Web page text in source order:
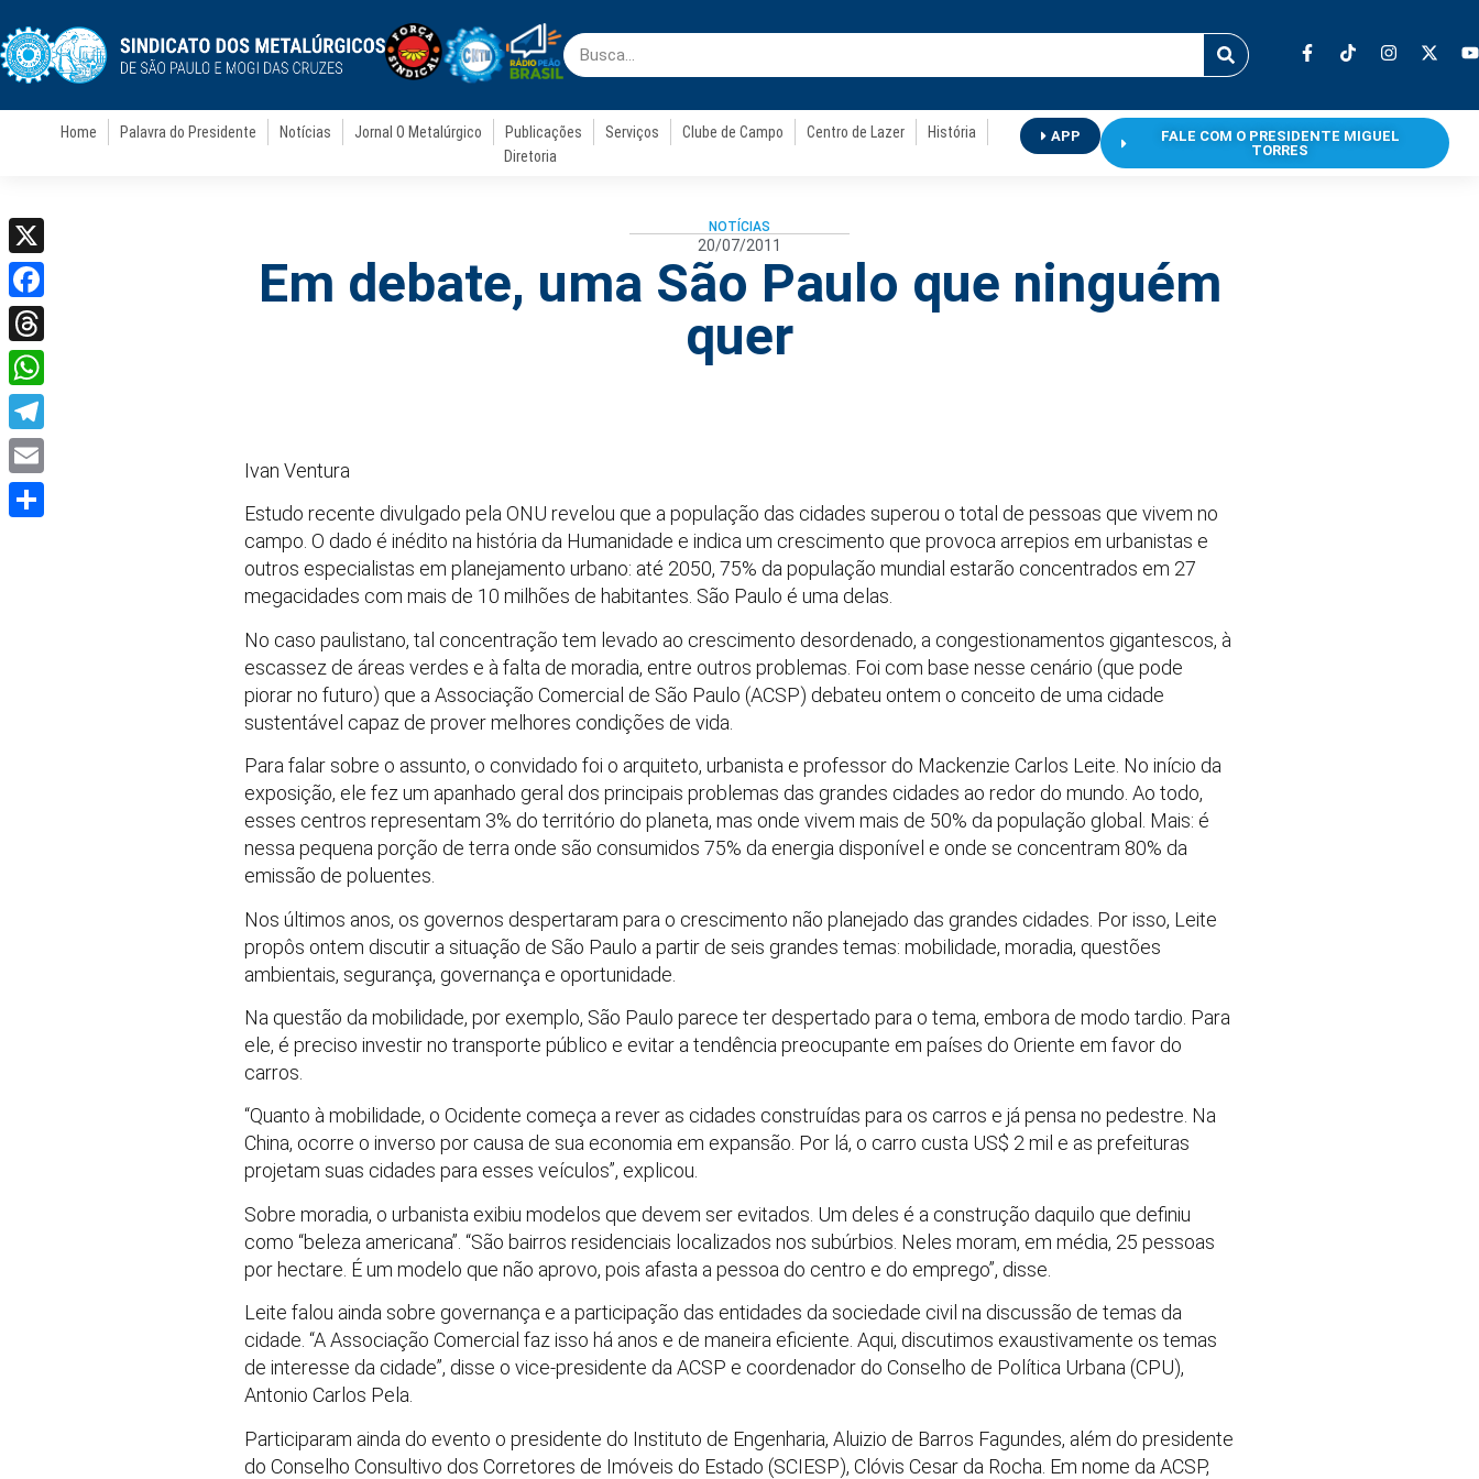
Home Palavra do Presidente Notícias Jornal O Metalúrgico Publicações Serviços Clube de Campo Centro de Lazer
História
Diretoria
APP
FALE COM O PRESIDENTE MIGUEL
TORRES
NOTÍCIAS
20/07/2011
Em debate, uma São Paulo que ninguém
quer
Ivan Ventura
Estudo recente divulgado pela ONU revelou que a população das cidades superou o total de pessoas que vivem no
campo. O dado é inédito na história da Humanidade e indica um crescimento que provoca arrepios em urbanistas e
outros especialistas em planejamento urbano: até 2050, 75% da população mundial estarão concentrados em 27
megacidades com mais de 10 milhões de habitantes. São Paulo é uma delas.
No caso paulistano, tal concentração tem levado ao crescimento desordenado, a congestionamentos gigantescos, à
escassez de áreas verdes e à falta de moradia, entre outros problemas. Foi com base nesse cenário (que pode
piorar no futuro) que a Associação Comercial de São Paulo (ACSP) debateu ontem o conceito de uma cidade
sustentável capaz de prover melhores condições de vida.
Para falar sobre o assunto, o convidado foi o arquiteto, urbanista e professor do Mackenzie Carlos Leite. No início da
exposição, ele fez um apanhado geral dos principais problemas das grandes cidades ao redor do mundo. Ao todo,
esses centros representam 3% do território do planeta, mas onde vivem mais de 50% da população global. Mais: é
nessa pequena porção de terra onde são consumidos 75% da energia disponível e onde se concentram 80% da
emissão de poluentes.
Nos últimos anos, os governos despertaram para o crescimento não planejado das grandes cidades. Por isso, Leite
propôs ontem discutir a situação de São Paulo a partir de seis grandes temas: mobilidade, moradia, questões
ambientais, segurança, governança e oportunidade.
Na questão da mobilidade, por exemplo, São Paulo parece ter despertado para o tema, embora de modo tardio. Para
ele, é preciso investir no transporte público e evitar a tendência preocupante em países do Oriente em favor do
carros.
“Quanto à mobilidade, o Ocidente começa a rever as cidades construídas para os carros e já pensa no pedestre. Na
China, ocorre o inverso por causa de sua economia em expansão. Por lá, o carro custa US$ 2 mil e as prefeituras
projetam suas cidades para esses veículos”, explicou.
Sobre moradia, o urbanista exibiu modelos que devem ser evitados. Um deles é a construção daquilo que definiu
como “beleza americana”. “São bairros residenciais localizados nos subúrbios. Neles moram, em média, 25 pessoas
por hectare. É um modelo que não aprovo, pois afasta a pessoa do centro e do emprego”, disse.
Leite falou ainda sobre governança e a participação das entidades da sociedade civil na discussão de temas da
cidade. “A Associação Comercial faz isso há anos e de maneira eficiente. Aqui, discutimos exaustivamente os temas
de interesse da cidade”, disse o vice-presidente da ACSP e coordenador do Conselho de Política Urbana (CPU),
Antonio Carlos Pela.
Participaram ainda do evento o presidente do Instituto de Engenharia, Aluizio de Barros Fagundes, além do presidente
do Conselho Consultivo dos Corretores de Imóveis do Estado (SCIESP), Clóvis Cesar da Rocha. Em nome da ACSP,
X
Facebook
Threads
WhatsApp
Telegram
Email